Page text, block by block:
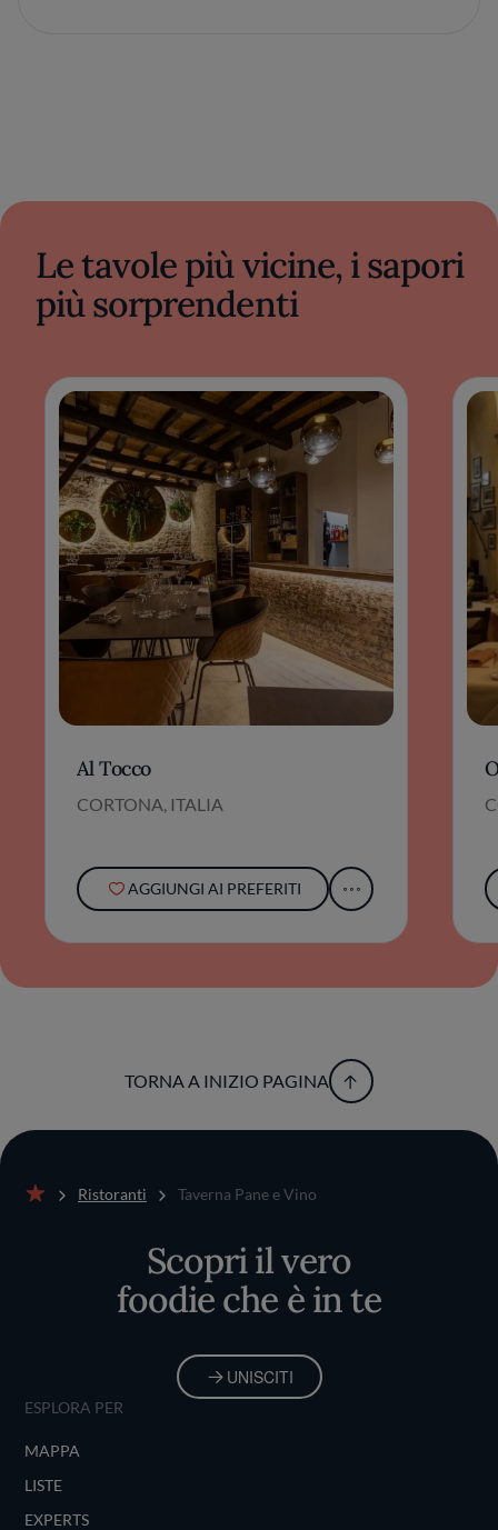
Le tavole più vicine, i sapori
più sorprendenti
Al Tocco
CORTONA, ITALIA
AGGIUNGI AI PREFERITI
TORNA A INIZIO PAGINA
Ristoranti Taverna Pane e Vino
Scopri il vero
foodie che è in te
UNISCITI
ESPLORA PER
MAPPA
LISTE
EXPERTS